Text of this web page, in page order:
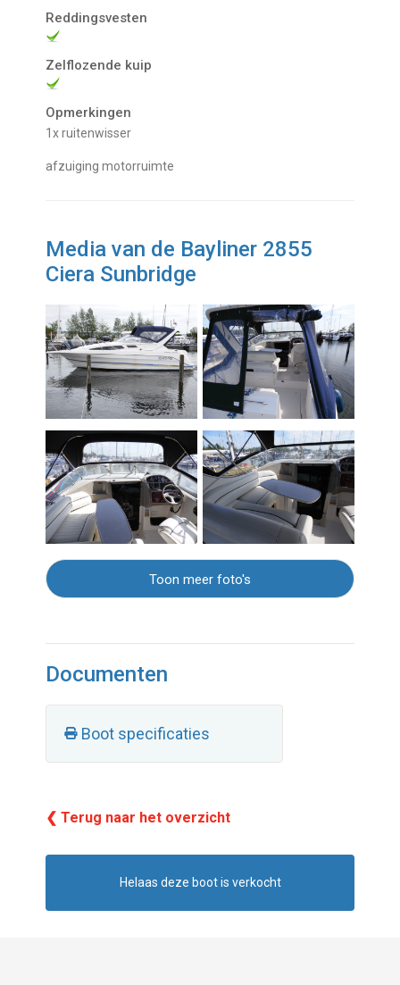
Reddingsvesten
Zelflozende kuip
Opmerkingen
1x ruitenwisser
afzuiging motorruimte
Media van de Bayliner 2855
Ciera Sunbridge
Toon meer foto's
Documenten
Boot specificaties
❮ Terug naar het overzicht
Helaas deze boot is verkocht